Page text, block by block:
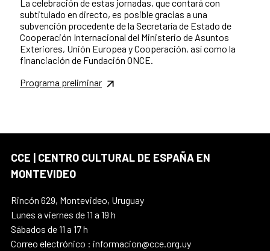
La celebración de estas jornadas, que contará con
subtitulado en directo, es posible gracias a una
subvención procedente de la Secretaría de Estado de
Cooperación Internacional del Ministerio de Asuntos
Exteriores, Unión Europea y Cooperación, así como la
financiación de Fundación ONCE.
Programa preliminar
CCE | CENTRO CULTURAL DE ESPAÑA EN
MONTEVIDEO
Rincón 629, Montevideo, Uruguay
Lunes a viernes de 11 a 19 h
Sábados de 11 a 17 h
Correo electrónico : informacion@cce.org.uy